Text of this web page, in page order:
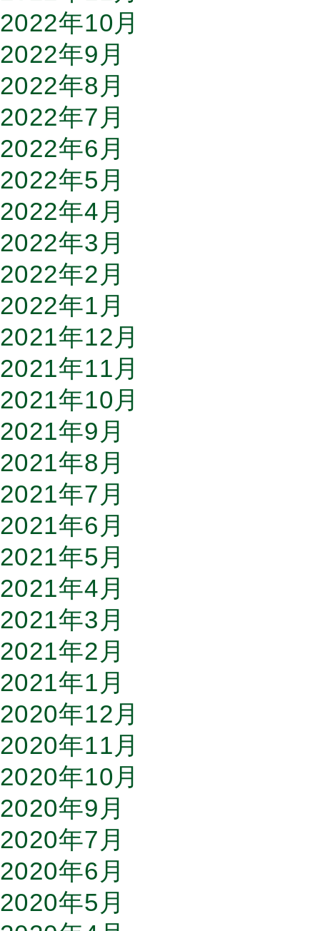
2022年10月
2022年9月
2022年8月
2022年7月
2022年6月
2022年5月
2022年4月
2022年3月
2022年2月
2022年1月
2021年12月
2021年11月
2021年10月
2021年9月
2021年8月
2021年7月
2021年6月
2021年5月
2021年4月
2021年3月
2021年2月
2021年1月
2020年12月
2020年11月
2020年10月
2020年9月
2020年7月
2020年6月
2020年5月